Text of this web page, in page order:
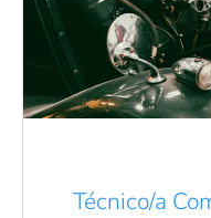
Técnico/a